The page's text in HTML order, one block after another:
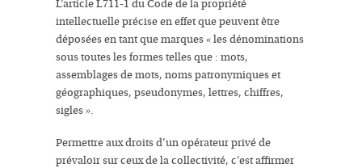
L’article L711-1 du Code de la propriété
intellectuelle précise en effet que peuvent être
déposées en tant que marques «les dénominations
sous toutes les formes telles que : mots,
assemblages de mots, noms patronymiqueset
géographiques, pseudonymes, lettres, chiffres,
sigles».
Permettre aux droits d’un opérateur privé de
prévaloir sur ceux de la collectivité, c’est affirmer